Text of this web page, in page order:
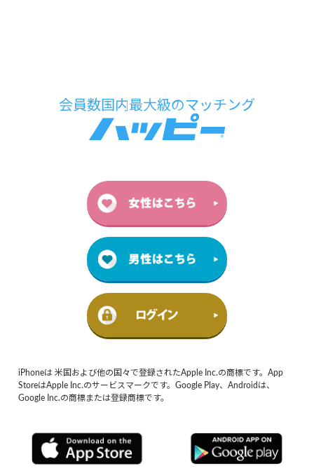
iPhoneは 米国および他の国々で登録されたApple Inc.の商標です。App
StoreはApple Inc.のサービスマークです。Google Play、Androidは、
Google Inc.の商標または登録商標です。